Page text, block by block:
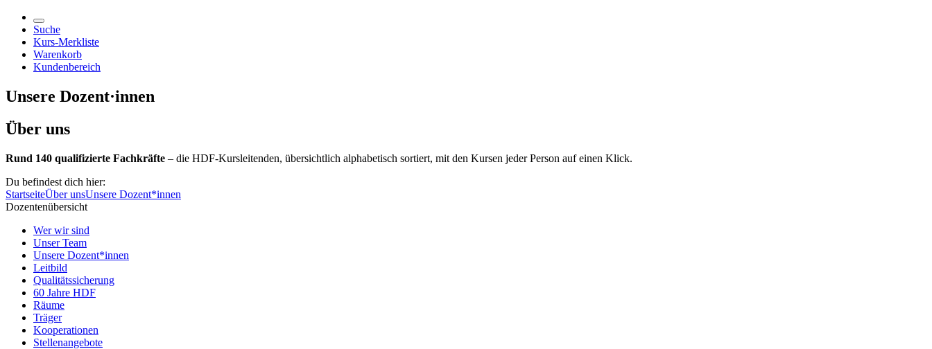
Suche
Kurs-Merkliste
Warenkorb
Kundenbereich
Unsere Dozent·innen
Über uns
Rund 140 qualifizierte Fachkräfte – die HDF-Kursleitenden, übersichtlich alphabetisch sortiert, mit den Kursen jeder Person auf einen Klick.
Du befindest dich hier:
StartseiteÜber unsUnsere Dozent*innen
Dozentenübersicht
Wer wir sind
Unser Team
Unsere Dozent*innen
Leitbild
Qualitätssicherung
60 Jahre HDF
Räume
Träger
Kooperationen
Stellenangebote